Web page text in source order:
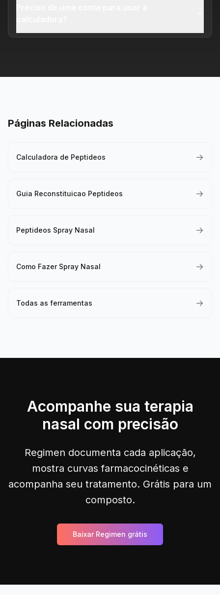
Páginas Relacionadas
Calculadora de Peptideos →
Guia Reconstituicao Peptideos →
Peptideos Spray Nasal →
Como Fazer Spray Nasal →
Todas as ferramentas →
Acompanhe sua terapia
nasal com precisão
Regimen documenta cada aplicação,
mostra curvas farmacocinéticas e
acompanha seu tratamento. Grátis para um
composto.
Baixar Regimen grátis